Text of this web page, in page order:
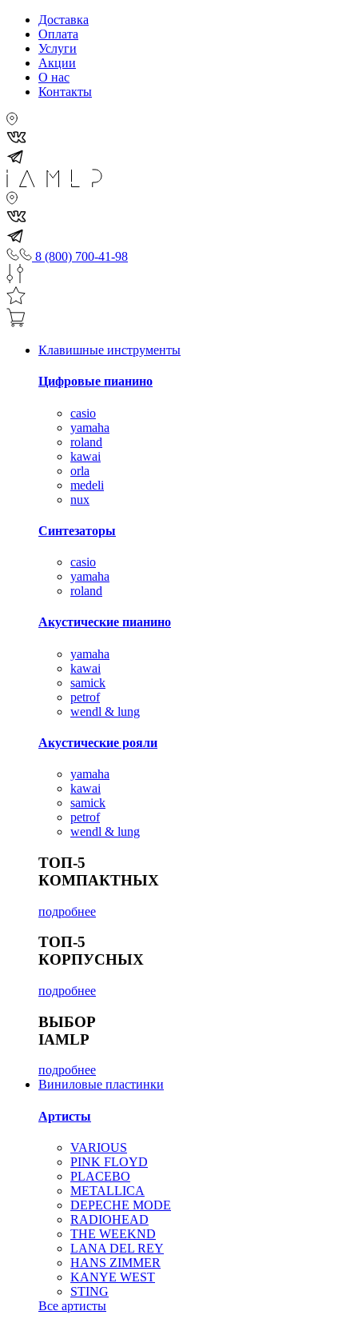
Доставка
Оплата
Услуги
Акции
О нас
Контакты
8 (800) 700-41-98
Клавишные инструменты
Цифровые пианино
casio
yamaha
roland
kawai
orla
medeli
nux
Синтезаторы
casio
yamaha
roland
Акустические пианино
yamaha
kawai
samick
petrof
wendl & lung
Акустические рояли
yamaha
kawai
samick
petrof
wendl & lung
ТОП-5
КОМПАКТНЫХ
подробнее
ТОП-5
КОРПУСНЫХ
подробнее
ВЫБОР
IAMLP
подробнее
Виниловые пластинки
Артисты
VARIOUS
PINK FLOYD
PLACEBO
METALLICA
DEPECHE MODE
RADIOHEAD
THE WEEKND
LANA DEL REY
HANS ZIMMER
KANYE WEST
STING
Все артисты